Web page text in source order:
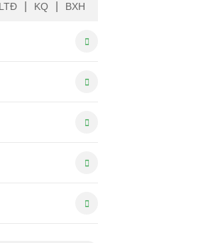
LTĐ KQ BXH